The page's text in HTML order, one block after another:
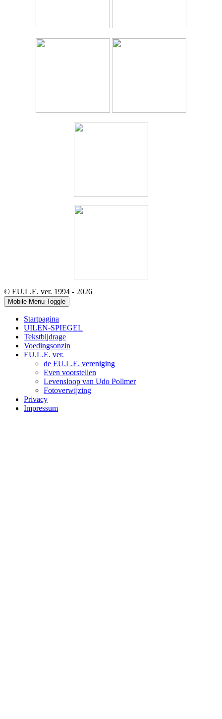
© EU.L.E. ver. 1994 - 2026
Mobile Menu Toggle
Startpagina
UILEN-SPIEGEL
Tekstbijdrage
Voedingsonzin
EU.L.E. ver.
de EU.L.E. vereniging
Even voorstellen
Levensloop van Udo Pollmer
Fotoverwijzing
Privacy
Impressum